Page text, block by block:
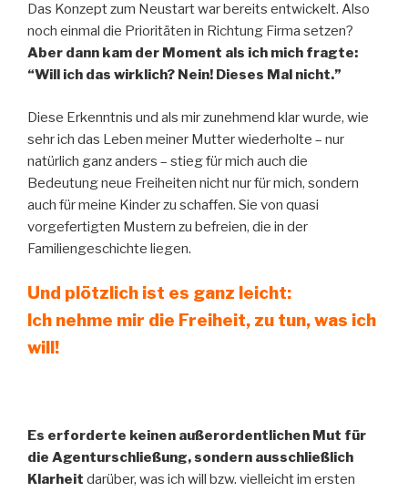
Das Konzept zum Neustart war bereits entwickelt. Also
noch einmal die Prioritäten in Richtung Firma setzen?
Aber dann kam der Moment als ich mich fragte:
“Will ich das wirklich? Nein! Dieses Mal nicht.”
Diese Erkenntnis und als mir zunehmend klar wurde, wie
sehr ich das Leben meiner Mutter wiederholte – nur
natürlich ganz anders – stieg für mich auch die
Bedeutung neue Freiheiten nicht nur für mich, sondern
auch für meine Kinder zu schaffen. Sie von quasi
vorgefertigten Mustern zu befreien, die in der
Familiengeschichte liegen.
Und plötzlich ist es ganz leicht:
Ich nehme mir die Freiheit, zu tun, was ich
will!
Es erforderte keinen außerordentlichen Mut für
die Agenturschließung, sondern ausschließlich
Klarheit darüber, was ich will bzw. vielleicht im ersten